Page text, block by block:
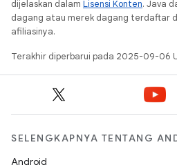
dijelaskan dalam Lisensi Konten. Java
dagang atau merek dagang terdaftar
afiliasinya.
Terakhir diperbarui pada 2025-09-06
SELENGKAPNYA TENTANG
Android